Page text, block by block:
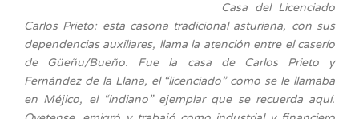
Casa del Licenciado
Carlos Prieto: esta casona tradicional asturiana, con sus
dependencias auxiliares, llama la atención entre el caserío
de Güeñu/Bueño. Fue la casa de Carlos Prieto y
Fernández de la Llana, el “licenciado” como se le llamaba
en Méjico, el “indiano” ejemplar que se recuerda aquí.